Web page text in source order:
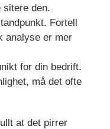
sitere den.
Fortell
analyse er mer
for din bedrift.
må det ofte
at det pirrer